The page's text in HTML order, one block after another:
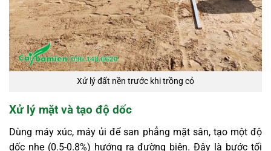
Xử lý đất nền trước khi trồng cỏ
Xử lý mặt và tạo độ dốc
Dùng máy xúc, máy ủi để san phẳng mặt sân, tạo một độ
dốc nhẹ (0.5-0.8%) hướng ra đường biên. Đây là bước tối